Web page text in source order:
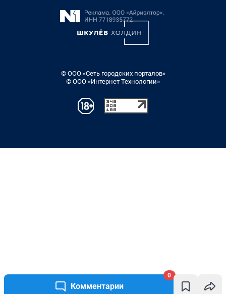
Комментарии
0
© ООО «Сеть городских порталов»
© ООО «Интернет Технологии»